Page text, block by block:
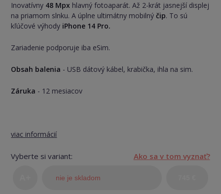
Inovatívny 48 Mpx hlavný fotoaparát. Až 2-krát jasnejší displej
na priamom slnku. A úplne ultimátny mobilnýčip. To sú
kľúčové výhody iPhone 14 Pro.
Zariadenie podporuje iba eSim.
Obsah balenia - USB dátový kábel, krabička, ihla na sim.
Záruka - 12 mesiacov
viac informácií
Vyberte si variant: Ako sa v tom vyznať?
nie je skladom